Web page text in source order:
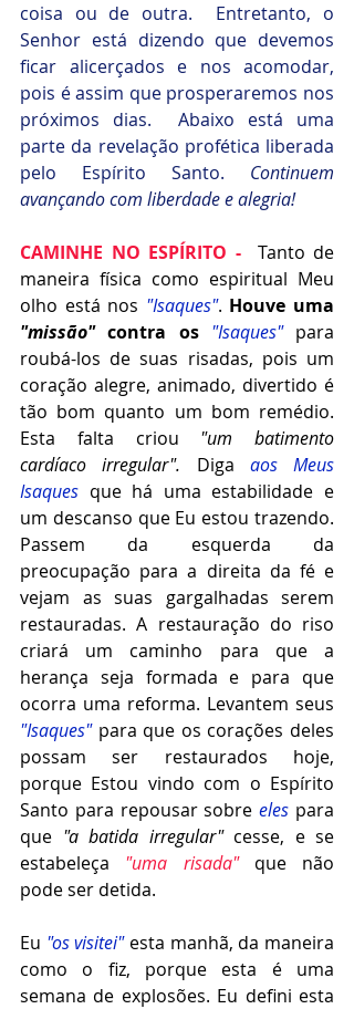
coisa ou de outra.  Entretanto, o
Senhor está dizendo que devemos
ficar alicerçados e nos acomodar,
pois é assim que prosperaremos nos
próximos dias.  Abaixo está uma
parte da revelação profética liberada
pelo Espírito Santo. Continuem
avançando com liberdade e alegria!
CAMINHE NO ESPÍRITO -
Tanto de
maneira física como espiritual Meu
olho está nos "Isaques".
"missão" contra os "Isaques" para
roubá-los de suas risadas, pois um
coração alegre, animado, divertido é
tão bom quanto um bom remédio.
Esta falta criou "um batimento
cardíaco irregular". Diga aos Meus
Isaques que há uma estabilidade e
um descanso que Eu estou trazendo.
Passem da esquerda da
preocupação para a direita da fé e
vejam as suas gargalhadas serem
restauradas. A restauração do riso
criará um caminho para que a
herança seja formada e para que
"Isaques" para que os corações deles
possam ser restaurados hoje,
porque Estou vindo com o Espírito
Santo para repousar sobre eles para
que "a batida irregular" cesse, e se
estabeleça "uma risada" que não
pode ser detida.
Eu "os visitei" esta manhã, da maneira
como o fiz, porque esta é uma
semana de explosões. Eu defini esta